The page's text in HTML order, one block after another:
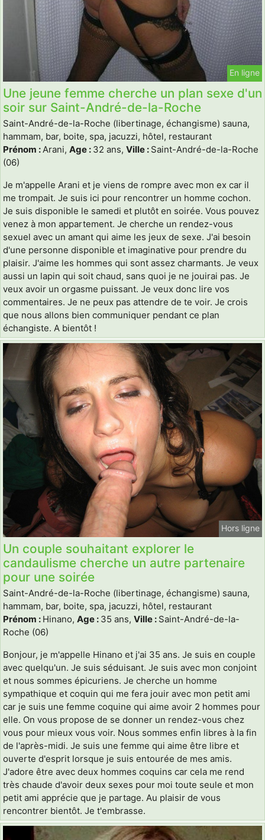
En ligne
Une jeune femme cherche un plan sexe d'un
soir sur Saint-André-de-la-Roche
Saint-André-de-la-Roche (libertinage, échangisme) sauna,
hammam, bar, boite, spa, jacuzzi, hôtel, restaurant
Prénom : Arani, Age : 32 ans, Ville : Saint-André-de-la-Roche
(06)
Je m'appelle Arani et je viens de rompre avec mon ex car il
me trompait. Je suis ici pour rencontrer un homme cochon.
Je suis disponible le samedi et plutôt en soirée. Vous pouvez
venez à mon appartement. Je cherche un rendez-vous
sexuel avec un amant qui aime les jeux de sexe. J'ai besoin
d'une personne disponible et imaginative pour prendre du
plaisir. J'aime les hommes qui sont assez charmants. Je veux
aussi un lapin qui soit chaud, sans quoi je ne jouirai pas. Je
veux avoir un orgasme puissant. Je veux donc lire vos
commentaires. Je ne peux pas attendre de te voir. Je crois
que nous allons bien communiquer pendant ce plan
échangiste. A bientôt !
Hors ligne
Un couple souhaitant explorer le
candaulisme cherche un autre partenaire
pour une soirée
Saint-André-de-la-Roche (libertinage, échangisme) sauna,
hammam, bar, boite, spa, jacuzzi, hôtel, restaurant
Prénom : Hinano, Age : 35 ans, Ville : Saint-André-de-la-
Roche (06)
Bonjour, je m'appelle Hinano et j'ai 35 ans. Je suis en couple
avec quelqu'un. Je suis séduisant. Je suis avec mon conjoint
et nous sommes épicuriens. Je cherche un homme
sympathique et coquin qui me fera jouir avec mon petit ami
car je suis une femme coquine qui aime avoir 2 hommes pour
elle. On vous propose de se donner un rendez-vous chez
vous pour mieux vous voir. Nous sommes enfin libres à la fin
de l'après-midi. Je suis une femme qui aime être libre et
ouverte d'esprit lorsque je suis entourée de mes amis.
J'adore être avec deux hommes coquins car cela me rend
très chaude d'avoir deux sexes pour moi toute seule et mon
petit ami apprécie que je partage. Au plaisir de vous
rencontrer bientôt. Je t'embrasse.